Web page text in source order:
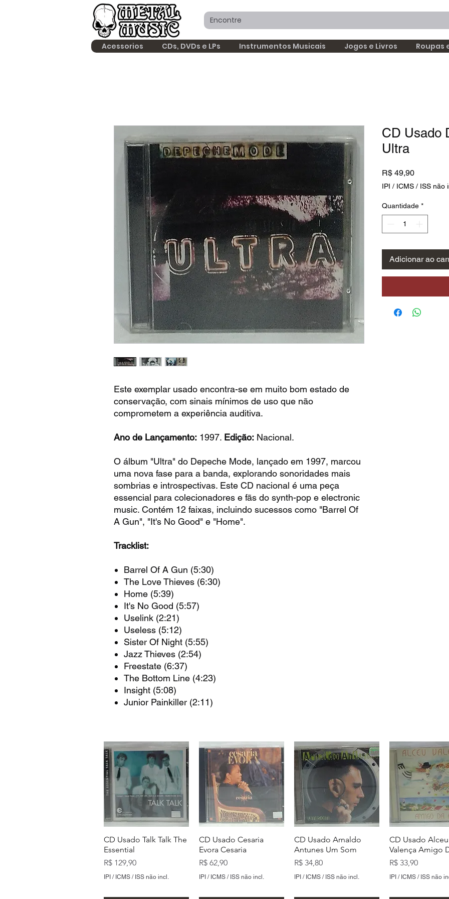
Acessorios CDs, DVDs e LPs Instrumentos Musicais Jogos e Livros Roupas
Este exemplar usado encontra-se em muito bom estado de
conservação, com sinais mínimos de uso que não
comprometem a experiência auditiva.
Ano de Lançamento: 1997. Edição: Nacional.
O álbum "Ultra" do Depeche Mode, lançado em 1997, marcou
uma nova fase para a banda, explorando sonoridades mais
sombrias e introspectivas. Este CD nacional é uma peça
essencial para colecionadores e fãs do synth-pop e electronic
music. Contém 12 faixas, incluindo sucessos como "Barrel Of
A Gun", "It's No Good" e "Home".
Tracklist:
Barrel Of A Gun (5:30)
The Love Thieves (6:30)
Home (5:39)
It's No Good (5:57)
Uselink (2:21)
Useless (5:12)
Sister Of Night (5:55)
Jazz Thieves (2:54)
Freestate (6:37)
The Bottom Line (4:23)
Insight (5:08)
Junior Painkiller (2:11)
CD Usado
Ultra
R$ 49,90Preço
IPI / ICMS / ISS não
Quantidade *
Adicionar ao
CD Usado Talk Talk The
Essential
Preço
R$ 129,90
IPI / ICMS / ISS não incl.
CD Usado Cesaria
Evora Cesaria
Preço
R$ 62,90
IPI / ICMS / ISS não incl.
CD Usado Arnaldo
Antunes Um Som
Preço
R$ 34,80
IPI / ICMS / ISS não incl.
CD Usado Alceu
Valença Amigo
Preço
R$ 33,90
IPI / ICMS / ISS não